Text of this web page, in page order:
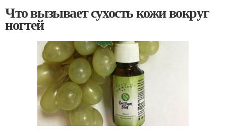
Что вызывает сухость кожи вокруг
ногтей